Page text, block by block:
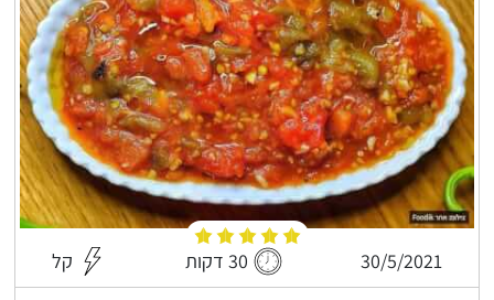
30/5/2021 30 דקות קל